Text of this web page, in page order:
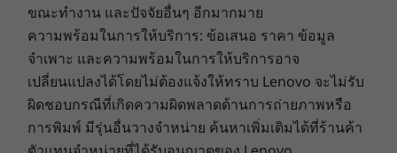
Design
Display
12.7” 3K (2944 x 1840) LCD, 900nit, 144Hz, anti-
reflection, 100% DCI-P3, Lenovo PureSight Pro display,
ขณะทำงาน และปัจจัยอื่นๆ อีกมากมาย
ความพร้อมในการให้บริการ: ข้อเสนอ ราคา ข้อมูล
จำเพาะ และความพร้อมในการให้บริการอาจ
เปลี่ยนแปลงได้โดยไม่ต้องแจ้งให้ทราบ Lenovo จะไม่รับ
ผิดชอบกรณีที่เกิดความผิดพลาดด้านการถ่ายภาพหรือ
การพิมพ์ มีรุ่นอื่นวางจำหน่าย ค้นหาเพิ่มเติมได้ที่ร้านค้า